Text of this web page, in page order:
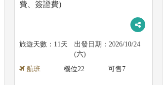
費、簽證費)
11天
2026/10/24
(六)
航班
機位22 可售7